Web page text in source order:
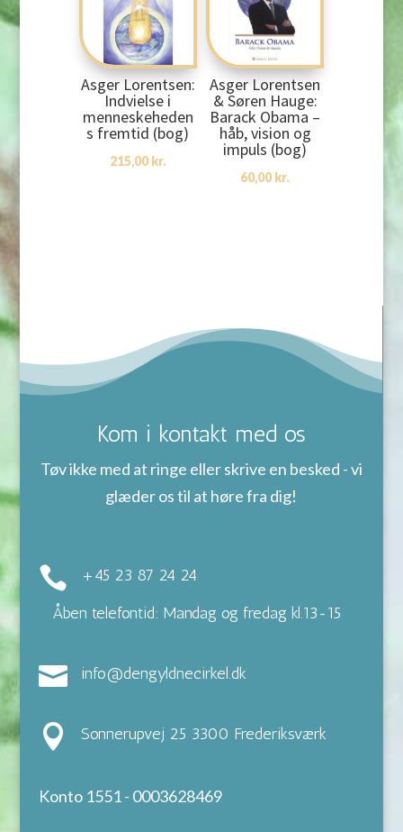
Asger Lorentsen:
Indvielse i
menneskeheden
s fremtid (bog)
215,00kr.
Asger Lorentsen
& Søren Hauge:
Barack Obama –
håb, vision og
impuls (bog)
60,00kr.
Kom i kontakt med os
Tøv ikke med at ringe eller skrive en besked - vi
glæder os til at høre fra dig!

+45 23 87 24 24
Åben telefontid: Mandag og fredag kl.13-15
 info@dengyldnecirkel.dk
 Sonnerupvej 25 3300 Frederiksværk
Konto 1551 - 0003628469